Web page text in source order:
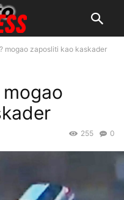
mogao zaposliti kao kaskader
0
255